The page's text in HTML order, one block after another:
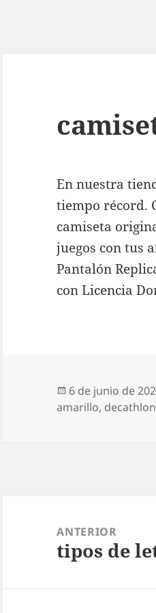
En nuestra
tiempo récord.
camiseta
juegos con tus
Pantalón
con Licencia
Publicado
el
6 de junio de
amarillo,
entradas
ANTERIOR
Entrada
tipos de